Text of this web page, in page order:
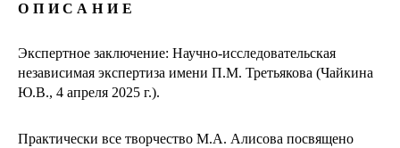
ОПИСАНИЕ
Экспертное заключение: Научно-исследовательская
независимая экспертиза имени П.М. Третьякова (Чайкина
Ю.В., 4 апреля 2025 г.).
Практически все творчество М.А. Алисова посвящено